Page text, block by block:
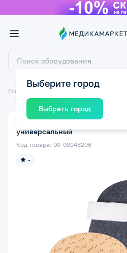
Выберите город
Выбрать город
Главная Ортопедические изделия
-
Код товара: 00-00048296
универсальный